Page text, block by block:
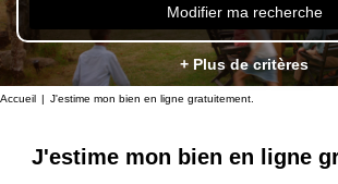
Modifier ma recherche
+ Plus de critères
Accueil J'estime mon bien en ligne gratuitement.
J'estime mon bien en ligne